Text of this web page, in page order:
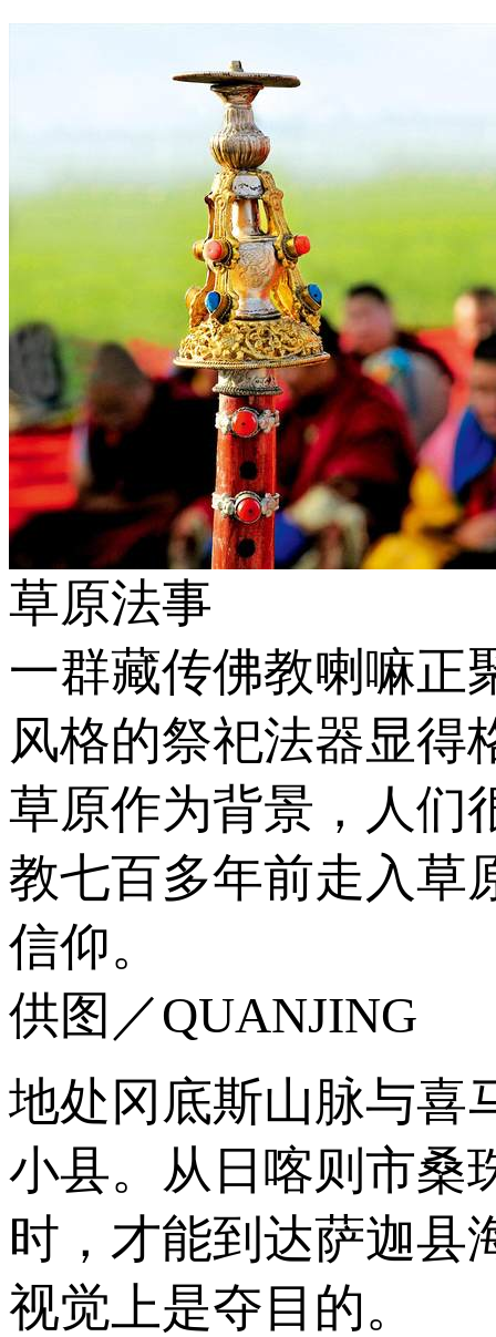
草原法事
一群藏传佛教喇嘛正
风格的祭祀法器显得
草原作为背景，人们
教七百多年前走入草
信仰。
供图／QUANJING
地处冈底斯山脉与喜
小县。从日喀则市桑
时，才能到达萨迦县
视觉上是夺目的。